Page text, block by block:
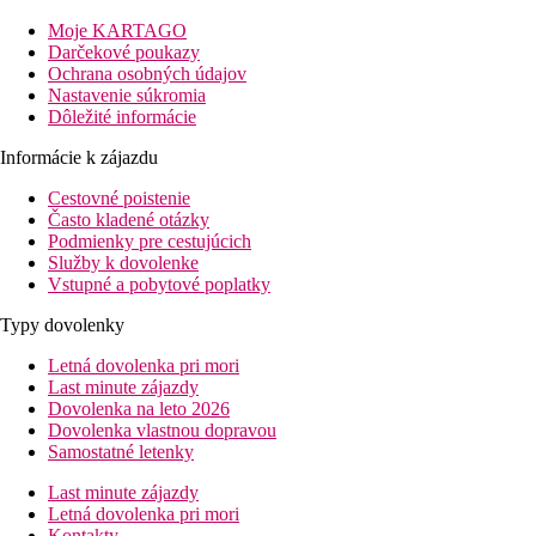
Recepcia, reštaurácia, bar,
bazén so slnečnou terasou, obchod.
Popis izby
DRECO (dvojlôžková izba economy):
sušič vlasov), klimatizácia, telefón, trezor, TV, balkón alebo
terasa, výhľad do záhrady cez strechu reštaurácie.
DRGV (dvojlôžková izba s výhľadom do záhrady):
DRECO, výhľad do záhrady.
DRSV (dvojlôžková izba s výhľadom na more):
DRGV, výhľad na more.
Informácie o hoteli
Živá hudba, DJ, tanečná sega
show 1× týždenne.
Stravovanie
Viz program all inclusive.
Moje KARTAGO
Darčekové poukazy
Ochrana osobných údajov
Nastavenie súkromia
Dôležité informácie
Informácie k zájazdu
Cestovné poistenie
Často kladené otázky
Podmienky pre cestujúcich
Služby k dovolenke
Vstupné a pobytové poplatky
Typy dovolenky
Letná dovolenka pri mori
Last minute zájazdy
Dovolenka na leto 2026
Dovolenka vlastnou dopravou
Samostatné letenky
Last minute zájazdy
Letná dovolenka pri mori